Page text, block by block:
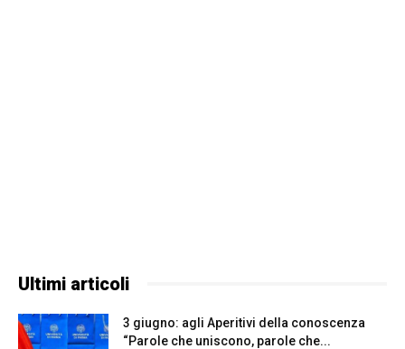
Ultimi articoli
3 giugno: agli Aperitivi della conoscenza
“Parole che uniscono, parole che...